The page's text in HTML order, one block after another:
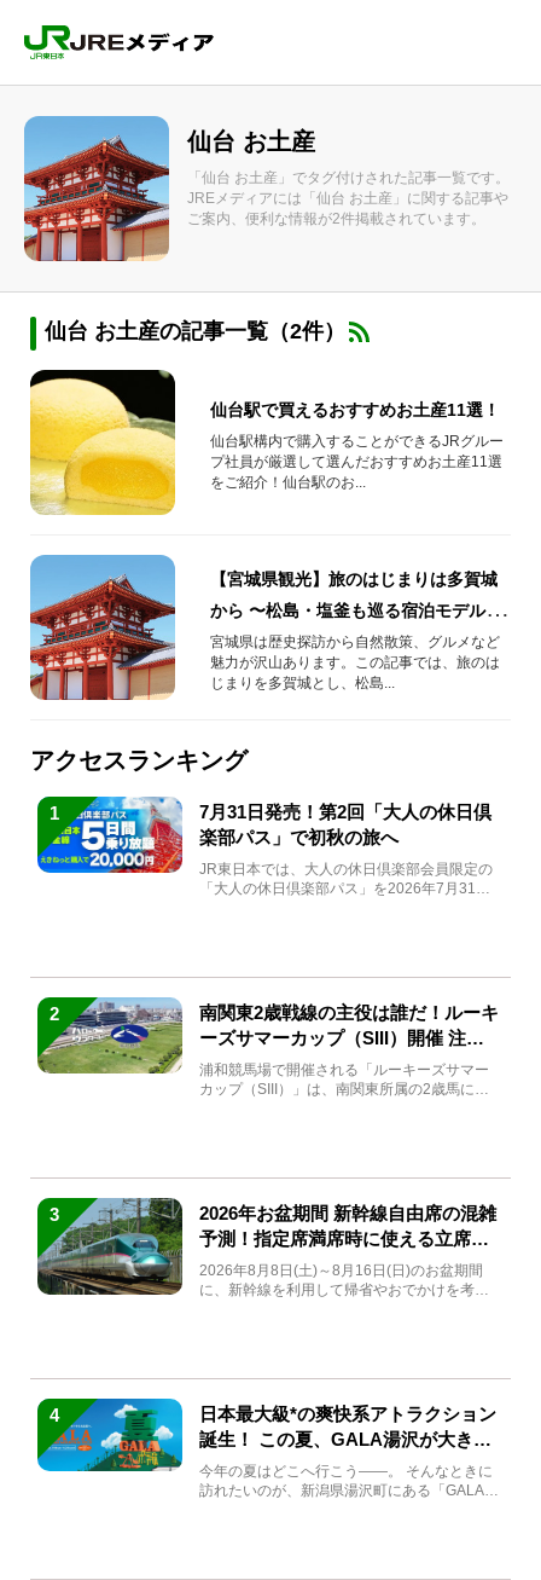
仙台 お土産
「仙台 お土産」でタグ付けされた記事一覧です。
JREメディアには「仙台 お土産」に関する記事や
ご案内、便利な情報が2件掲載されています。
仙台 お土産の記事一覧（2件）
仙台駅で買えるおすすめお土産11選！
仙台駅構内で購入することができるJRグルー
プ社員が厳選して選んだおすすめお土産11選
をご紹介！仙台駅のお...
【宮城県観光】旅のはじまりは多賀城
から 〜松島・塩釜も巡る宿泊モデルコ
ース～
宮城県は歴史探訪から自然散策、グルメなど
魅力が沢山あります。この記事では、旅のは
じまりを多賀城とし、松島...
アクセスランキング
1
7月31日発売！第2回「大人の休日倶
楽部パス」で初秋の旅へ
JR東日本では、大人の休日倶楽部会員限定の
「大人の休日倶楽部パス」を2026年7月31日
2
南関東2歳戦線の主役は誰だ！ルーキ
ーズサマーカップ（SIII）開催 注目
馬と見どころをチェック
浦和競馬場で開催される「ルーキーズサマー
カップ（SIII）」は、南関東所属の2歳馬によ
3
2026年お盆期間 新幹線自由席の混雑
予測！指定席満席時に使える立席特
急券も解説
2026年8月8日(土)～8月16日(日)のお盆期間
に、新幹線を利用して帰省やおでかけを考え
4
日本最大級*の爽快系アトラクション
誕生！ この夏、GALA湯沢が大きく
生まれ変わる
今年の夏はどこへ行こう――。 そんなときに
訪れたいのが、新潟県湯沢町にある「GALA湯